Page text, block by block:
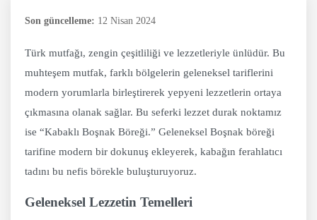
Son güncelleme: 12 Nisan 2024
Türk mutfağı, zengin çeşitliliği ve lezzetleriyle ünlüdür. Bu
muhteşem mutfak, farklı bölgelerin geleneksel tariflerini
modern yorumlarla birleştirerek yepyeni lezzetlerin ortaya
çıkmasına olanak sağlar. Bu seferki lezzet durak noktamız
ise “Kabaklı Boşnak Böreği.” Geleneksel Boşnak böreği
tarifine modern bir dokunuş ekleyerek, kabağın ferahlatıcı
tadını bu nefis börekle buluşturuyoruz.
Geleneksel Lezzetin Temelleri